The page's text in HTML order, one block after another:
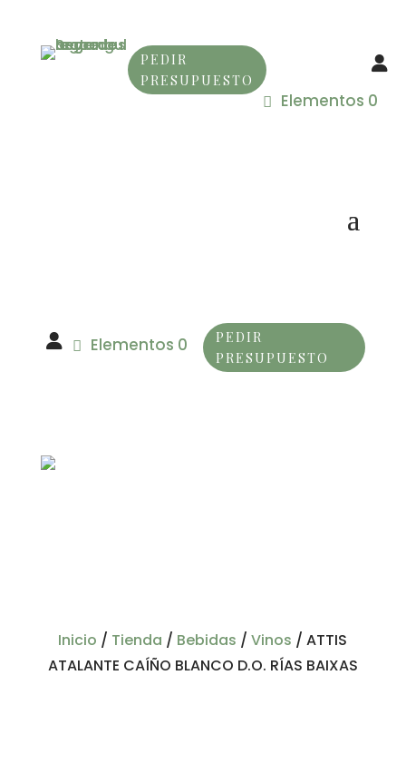
PEDIR
PRESUPUESTO
Elementos 0
Elementos 0
PEDIR
PRESUPUESTO
Inicio / Tienda / Bebidas /Vinos /ATTIS
ATALANTE CAÍÑO BLANCO D.O. RÍAS BAIXAS